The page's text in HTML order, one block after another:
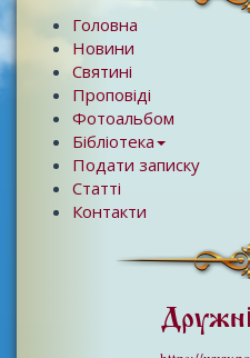
Головна
Новини
Святині
Проповіді
Фотоальбом
Бібліотека
Подати записку
Статті
Контакти